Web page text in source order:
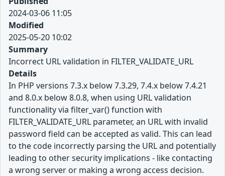
2024-03-06 11:05
Modified
2025-05-20 10:02
Summary
Incorrect URL validation in FILTER_VALIDATE_URL
Details
In PHP versions 7.3.x below 7.3.29, 7.4.x below 7.4.21
and 8.0.x below 8.0.8, when using URL validation
functionality via filter_var() function with
FILTER_VALIDATE_URL parameter, an URL with invalid
password field can be accepted as valid. This can lead
to the code incorrectly parsing the URL and potentially
leading to other security implications - like contacting
a wrong server or making a wrong access decision.